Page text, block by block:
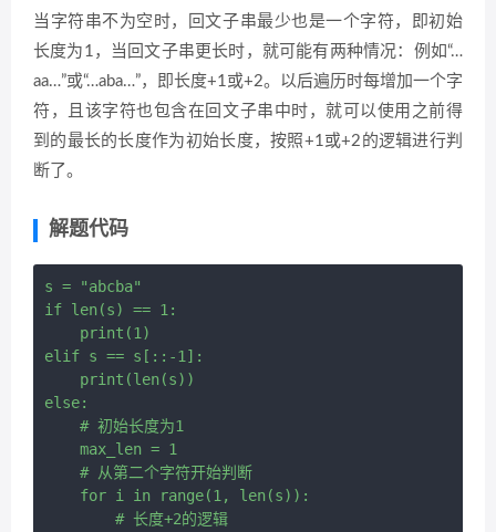
当字符串不为空时，回文子串最少也是一个字符，即初始
长度为1，当回文子串更长时，就可能有两种情况：例如“…
aa…”或“…aba…”，即长度+1或+2。以后遍历时每增加一个字
符，且该字符也包含在回文子串中时，就可以使用之前得
到的最长的长度作为初始长度，按照+1或+2的逻辑进行判
断了。
解题代码
s = "abcba"
if len(s) == 1:
    print(1)
elif s == s[::-1]:
    print(len(s))
else:
    # 初始长度为1
    max_len = 1
    # 从第二个字符开始判断
    for i in range(1, len(s)):
        # 长度+2的逻辑